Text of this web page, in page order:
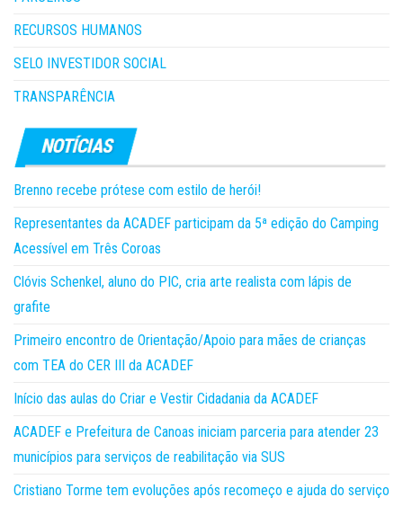
RECURSOS HUMANOS
SELO INVESTIDOR SOCIAL
TRANSPARÊNCIA
Brenno recebe prótese com estilo de herói!
Representantes da ACADEF participam da 5ª edição do Camping
Acessível em Três Coroas
Clóvis Schenkel, aluno do PIC, cria arte realista com lápis de
grafite
Primeiro encontro de Orientação/Apoio para mães de crianças
com TEA do CER III da ACADEF
Início das aulas do Criar e Vestir Cidadania da ACADEF
ACADEF e Prefeitura de Canoas iniciam parceria para atender 23
municípios para serviços de reabilitação via SUS
Cristiano Torme tem evoluções após recomeço e ajuda do serviço